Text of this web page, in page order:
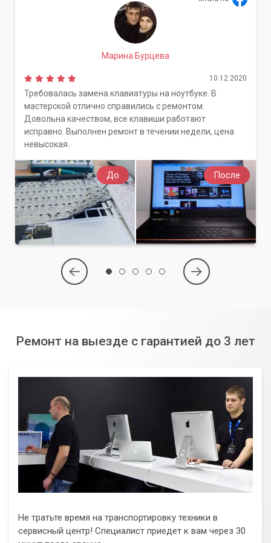
До После
Марина Бурцева
10.12.2020
Требовалась замена клавиатуры на ноутбуке. В
мастерской отлично справились с ремонтом.
Довольна качеством, все клавиши работают
исправно. Выполнен ремонт в течении недели, цена
невысокая.
Ремонт на выезде с гарантией до 3 лет
Не тратьте время на транспортировку техники в
сервисный центр! Специалист приедет к вам через 30